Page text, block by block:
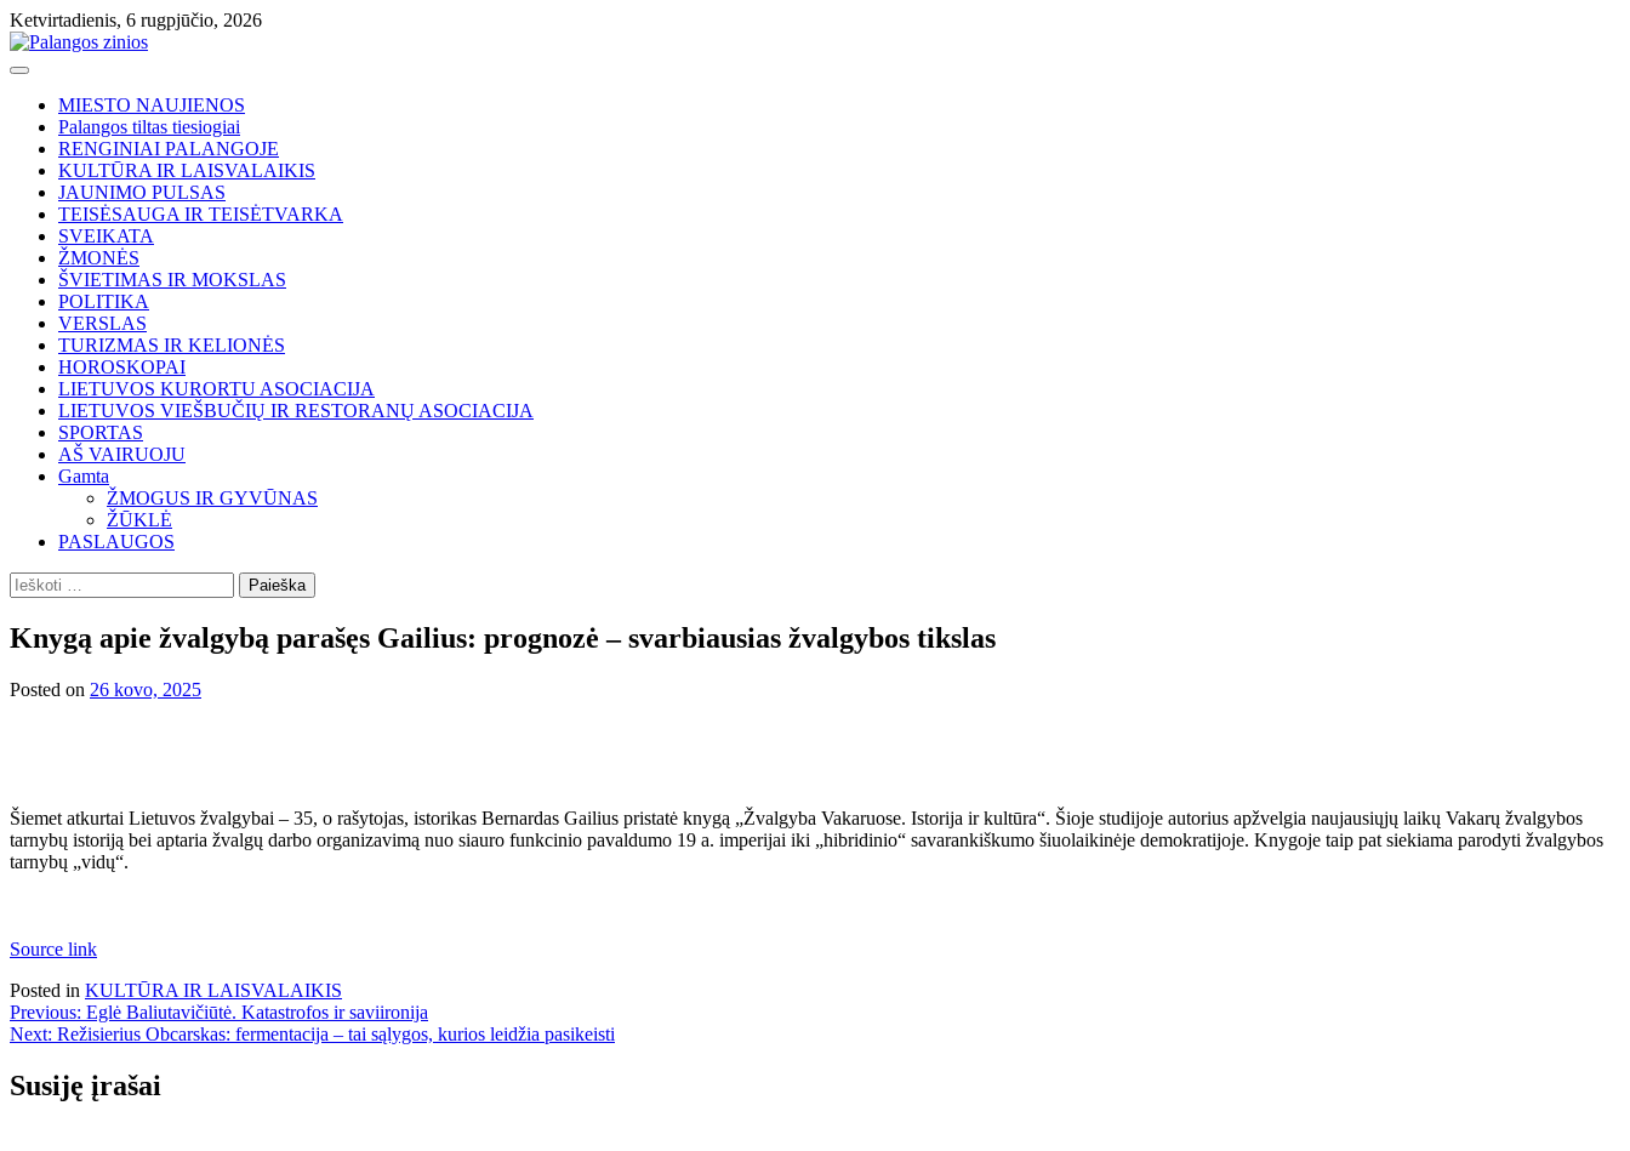
Skip
to
content
Ketvirtadienis, 6 rugpjūčio, 2026
MIESTO NAUJIENOS
Palangos tiltas tiesiogiai
RENGINIAI PALANGOJE
KULTŪRA IR LAISVALAIKIS
JAUNIMO PULSAS
TEISĖSAUGA IR TEISĖTVARKA
SVEIKATA
ŽMONĖS
ŠVIETIMAS IR MOKSLAS
POLITIKA
VERSLAS
TURIZMAS IR KELIONĖS
HOROSKOPAI
LIETUVOS KURORTU ASOCIACIJA
LIETUVOS VIEŠBUČIŲ IR RESTORANŲ ASOCIACIJA
SPORTAS
AŠ VAIRUOJU
Gamta
ŽMOGUS IR GYVŪNAS
ŽŪKLĖ
PASLAUGOS
Ieškoti:
Knygą apie žvalgybą parašęs Gailius: prognozė – svarbiausias žvalgybos tikslas
Posted on 26 kovo, 2025
Šiemet atkurtai Lietuvos žvalgybai – 35, o rašytojas, istorikas Bernardas Gailius pristatė knygą „Žvalgyba Vakaruose. Istorija ir kultūra“. Šioje studijoje autorius apžvelgia naujausiųjų laikų Va­karų žvalgybos
tarnybų istoriją bei aptaria žvalgų dar­bo organizavimą nuo siauro funk­cinio pavaldumo 19 a. imperijai iki „hibridinio“ savarankiškumo šiuolaikinėje demokratijoje. Knygoje taip pat siekiama parodyti žvalgybos
tarnybų „vidų“.
Source link
Posted in KULTŪRA IR LAISVALAIKIS
Navigacija
tarp
įrašų
Previous: Eglė Baliutavičiūtė. Katastrofos ir saviironija
Next: Režisierius Obcarskas: fermentacija – tai sąlygos, kurios leidžia pasikeisti
Susiję įrašai